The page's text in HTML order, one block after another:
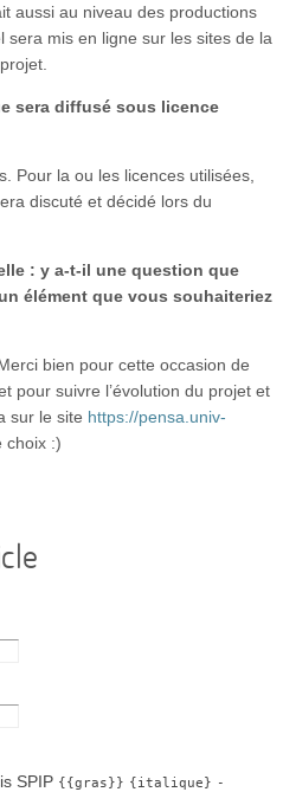
aussi au niveau des productions
mis en ligne sur les sites de la
sera diffusé sous licence
Pour la ou les licences utilisées,
discuté et décidé lors du
: y a-t-il une question que
élément que vous souhaiteriez
bien pour cette occasion de
pour suivre l’évolution du projet et
sur le site https://pensa.univ-
choix :)
SPIP {{gras}} {italique} -